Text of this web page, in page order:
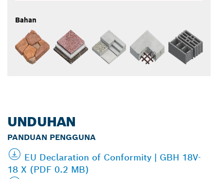
Bahan
UNDUHAN
PANDUAN PENGGUNA
EU Declaration of Conformity | GBH 18V-
18 X (PDF 0.2 MB)